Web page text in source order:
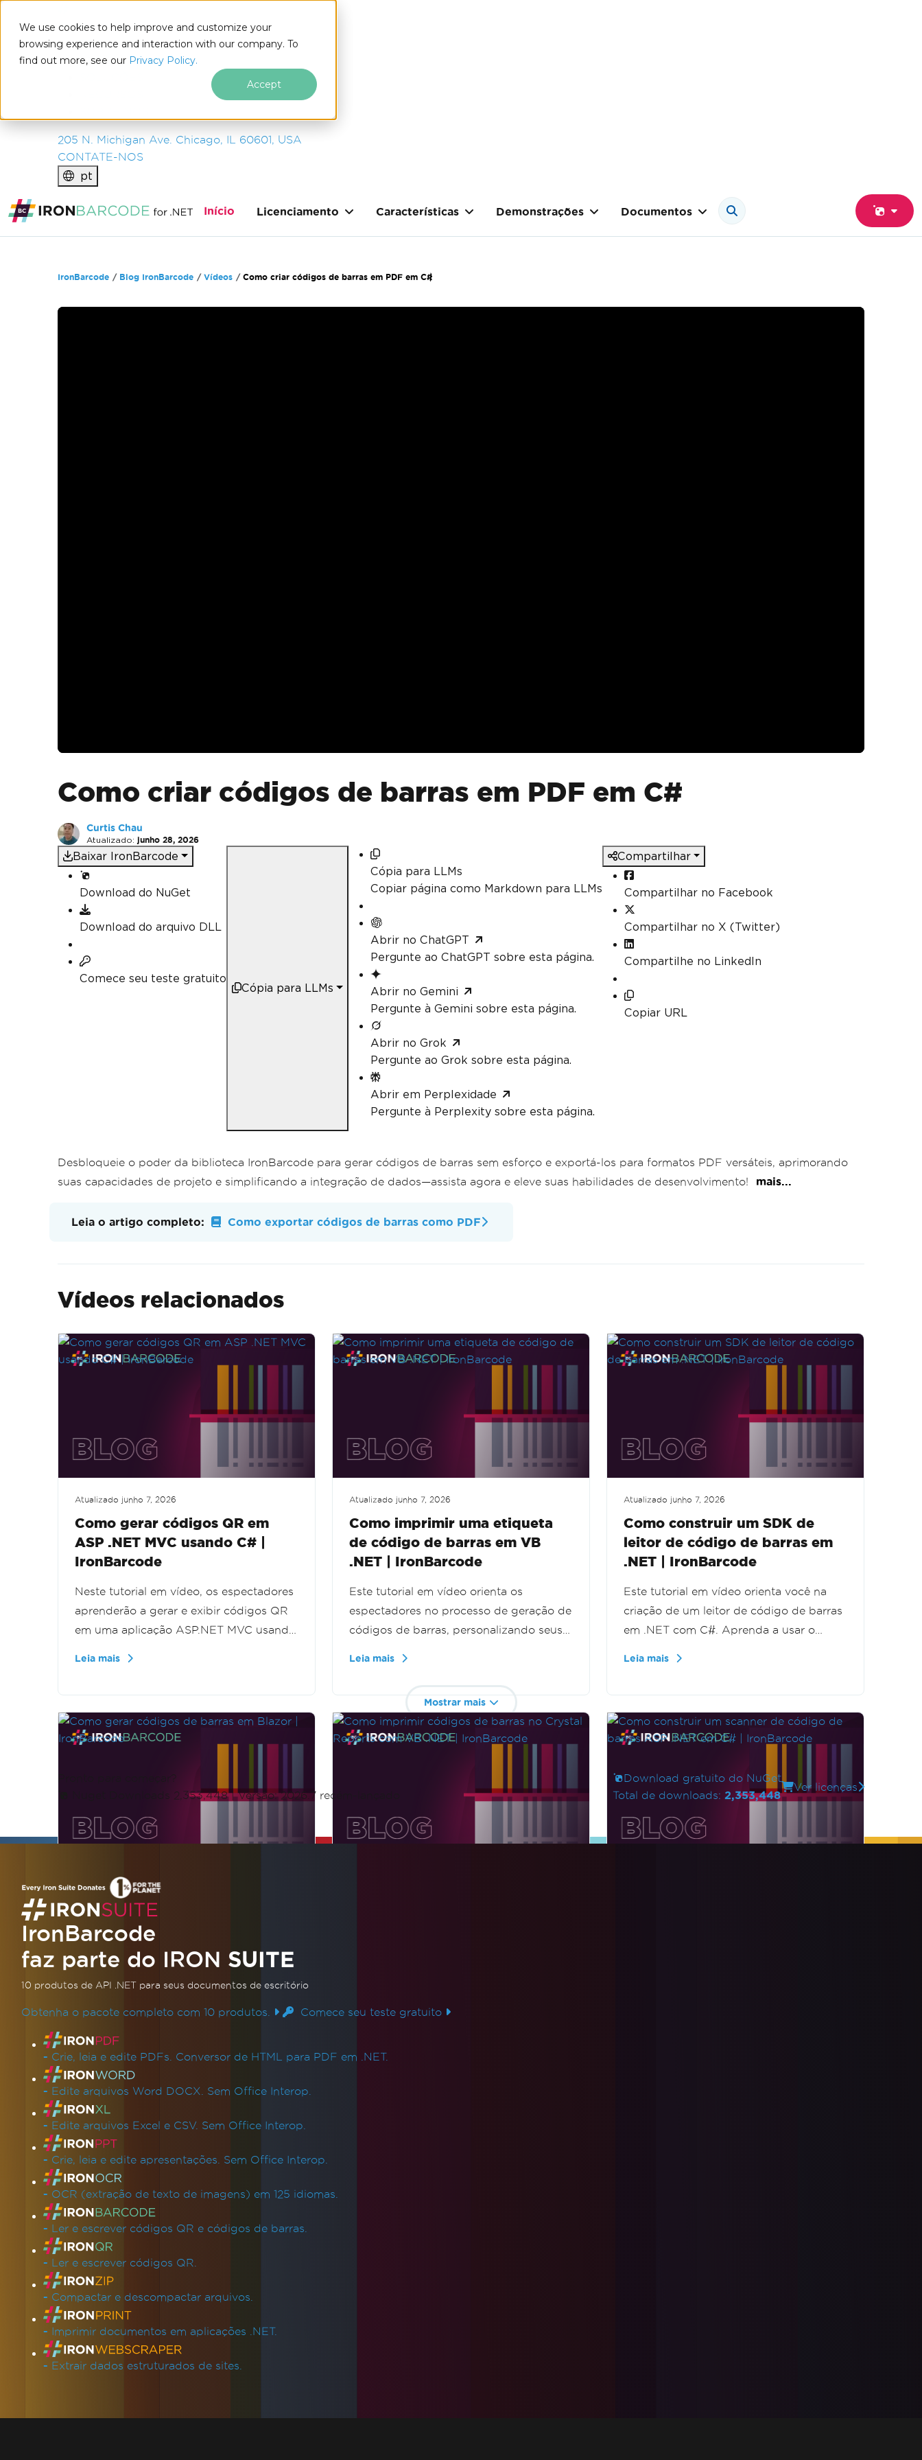
We use cookies to help improve and customize your
browsing experience and interaction with our company. To
find out more, see our Privacy Policy.
Accept
IRONSOFTWARE
PRODUTOS
EMPRESA
205 N. Michigan Ave. Chicago, IL 60601, USA
CONTATE-NOS
pt
Início Licenciamento Características Demonstrações Documentos
IronBarcode Blog IronBarcode Vídeos Como criar códigos de barras em PDF em C#
Como criar códigos de barras em PDF em C#
Curtis Chau
Atualizado: junho 28, 2026
Baixar IronBarcode
Download do NuGet
Download do arquivo DLL
Comece seu teste gratuito
Cópia para LLMs
Cópia para LLMs
Copiar página como Markdown para LLMs
Abrir no ChatGPT
Pergunte ao ChatGPT sobre esta página.
Abrir no Gemini
Pergunte à Gemini sobre esta página.
Abrir no Grok
Pergunte ao Grok sobre esta página.
Abrir em Perplexidade
Pergunte à Perplexity sobre esta página.
Compartilhar
Compartilhar no Facebook
Compartilhar no X (Twitter)
Compartilhe no LinkedIn
Copiar URL
Desbloqueie o poder da biblioteca IronBarcode para gerar códigos de barras sem esforço e exportá-los para formatos PDF versáteis, aprimorando
suas capacidades de projeto e simplificando a integração de dados—assista agora e eleve suas habilidades de desenvolvimento!
mais...
Leia o artigo completo: Como exportar códigos de barras como PDF
Vídeos relacionados
Atualizado junho 7, 2026
Como gerar códigos QR em
ASP .NET MVC usando C# |
IronBarcode
Neste tutorial em vídeo, os espectadores
aprenderão a gerar e exibir códigos QR
em uma aplicação ASP.NET MVC usando
Leia mais
Atualizado junho 7, 2026
Como imprimir uma etiqueta
de código de barras em VB
.NET | IronBarcode
Este tutorial em vídeo orienta os
espectadores no processo de geração de
códigos de barras, personalizando seus
aplicações do mundo real e inclui dicas
práticas para uma integração eficaz.
Perfeito para iniciantes e aqueles que
buscam aprimorar suas habilidades em
Leia mais
Atualizado junho 7, 2026
Como construir um SDK de
leitor de código de barras em
.NET | IronBarcode
Este tutorial em vídeo orienta você na
criação de um leitor de código de barras
em .NET com C#. Aprenda a usar o
Leia mais
Atualizadojunho 7, 2026
Como gerar códigos de barras
em Blazor | IronBarcode
Este tutorial em vídeo orienta você na
construção de um gerador de códigos
de barras usando Blazor, C# e
IronBarcode. Projetado para
aprenda a criar um aplicativo web
Compreenda os componentes e integre
capacidades de geração de códigos de
barras sem esforço.
Leia mais
de barras no Crystal Reports usando
Mostrar mais
Pronto para começar?
Nuget Downloads 2,353,448|Versão: 2026.7 recém-lançado
Download gratuito do NuGet
Total de downloads: 2,353,448
Ver licenças
IronBarcode
faz parte do IRON SUITE
10 produtos de API .NET para seus documentos de escritório
Obtenha o pacote completo com 10 produtos. Comece seu teste gratuito
Links de produtos
- Crie, leia e edite PDFs. Conversor de HTML para PDF em .NET.
- Edite arquivos Word DOCX. Sem Office Interop.
- Edite arquivos Excel e CSV. Sem Office Interop.
- Crie, leia e edite apresentações. Sem Office Interop.
- OCR (extração de texto de imagens) em 125 idiomas.
- Ler e escrever códigos QR e códigos de barras.
- Ler e escrever códigos QR.
- Compactar e descompactar arquivos.
- Imprimir documentos em aplicações .NET.
- Extrair dados estruturados de sites.